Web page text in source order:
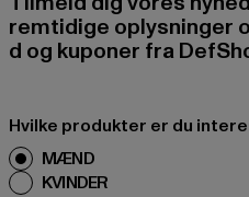
remtidige oplysninger
d og kuponer fra
Hvilke produkter er du
MÆND
KVINDER